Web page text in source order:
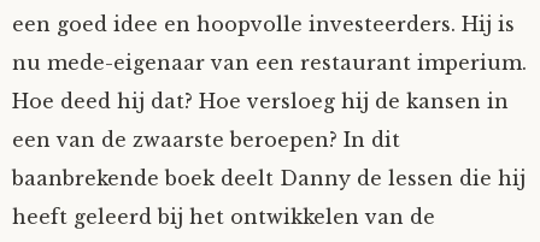
een goed idee en hoopvolle investeerders. Hij is
nu mede-eigenaar van een restaurant imperium.
Hoe deed hij dat? Hoe versloeg hij de kansen in
een van de zwaarste beroepen? In dit
baanbrekende boek deelt Danny de lessen die hij
heeft geleerd bij het ontwikkelen van de